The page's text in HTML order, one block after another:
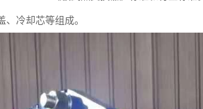
冷却芯等组成。